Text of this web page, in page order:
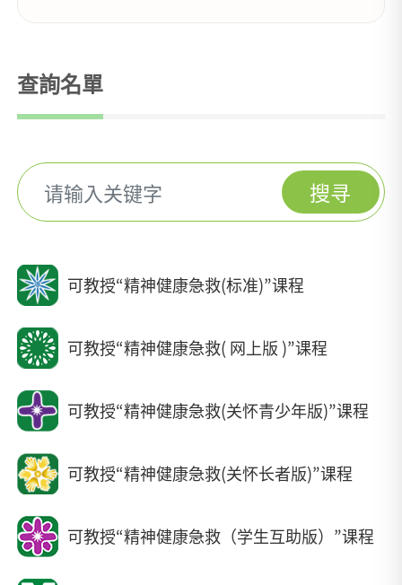
查詢名單
搜寻
可教授“精神健康急救(标准)”课程
可教授“精神健康急救( 网上版 )”课程
可教授“精神健康急救(关怀青少年版)”课程
可教授“精神健康急救(关怀长者版)”课程
可教授“精神健康急救（学生互助版）”课程